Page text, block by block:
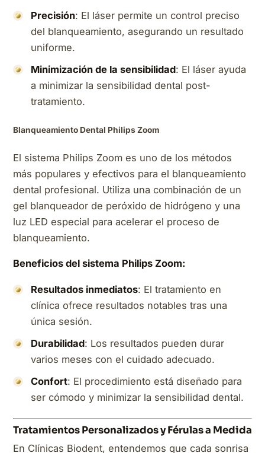
Precisión: El láser permite un control preciso
del blanqueamiento, asegurando un resultado
uniforme.
Minimización de la sensibilidad: El láser ayuda
a minimizar la sensibilidad dental post-
tratamiento.
Blanqueamiento Dental Philips Zoom
El sistema Philips Zoom es uno de los métodos
más populares y efectivos para el blanqueamiento
dental profesional. Utiliza una combinación de un
gel blanqueador de peróxido de hidrógeno y una
luz LED especial para acelerar el proceso de
blanqueamiento.
Beneficios del sistema Philips Zoom:
Resultados inmediatos: El tratamiento en
clínica ofrece resultados notables tras una
única sesión.
Durabilidad: Los resultados pueden durar
varios meses con el cuidado adecuado.
Confort: El procedimiento está diseñado para
ser cómodo y minimizar la sensibilidad dental.
Tratamientos Personalizados y Férulas a Medida
En Clínicas Biodent, entendemos que cada sonrisa